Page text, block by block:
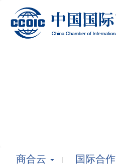
商合云 国际合作